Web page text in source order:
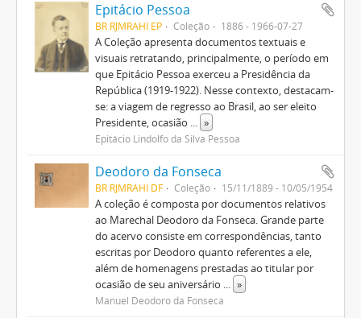
Epitácio Pessoa
BR RJMRAHI EP Coleção 1886 - 1966-07-27
A Coleção apresenta documentos textuais e
visuais retratando, principalmente, o período em
que Epitácio Pessoa exerceu a Presidência da
República (1919-1922). Nesse contexto, destacam-
se: a viagem de regresso ao Brasil, ao ser eleito
Presidente, ocasião ... »
Epitácio Lindolfo da Silva Pessoa
Deodoro da Fonseca
BR RJMRAHI DF Coleção 15/11/1889 - 10/05/1954
A coleção é composta por documentos relativos
ao Marechal Deodoro da Fonseca. Grande parte
do acervo consiste em correspondências, tanto
escritas por Deodoro quanto referentes a ele,
além de homenagens prestadas ao titular por
ocasião de seu aniversário ... »
Manuel Deodoro da Fonseca